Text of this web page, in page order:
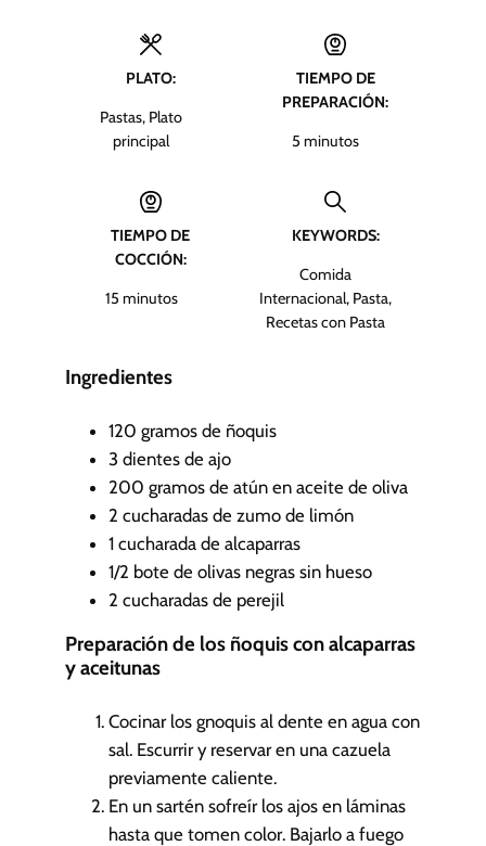
PLATO:
Pastas, Plato
principal
TIEMPO DE
PREPARACIÓN:
5 m
t
s
minutos
TIEMPO DE
COCCIÓN:
15m
u
s
minutos
KEYWORDS:
Comida
Internacional, Pasta,
Recetas con Pasta
Ingredientes
120 gramos de ñoquis
3 dientes de ajo
200 gramos de atún en aceite de oliva
2 cucharadas de zumo de limón
1 cucharada de alcaparras
1/2 bote de olivas negras sin hueso
2 cucharadas de perejil
Preparación de los ñoquis con alcaparras
y aceitunas
Cocinar los gnoquis al dente en agua con
sal. Escurrir y reservar en una cazuela
previamente caliente.
En un sartén sofreír los ajos en láminas
hasta que tomen color. Bajarlo a fuego